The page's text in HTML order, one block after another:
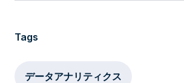
Tags
データアナリティクス